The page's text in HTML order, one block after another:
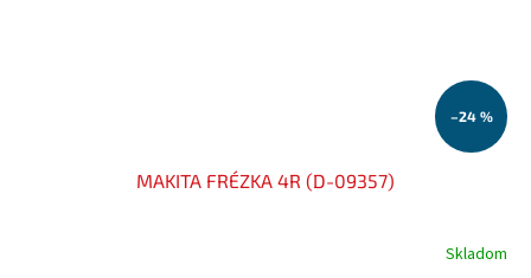
–24 %
MAKITA FRÉZKA 4R (D-09357)
Skladom